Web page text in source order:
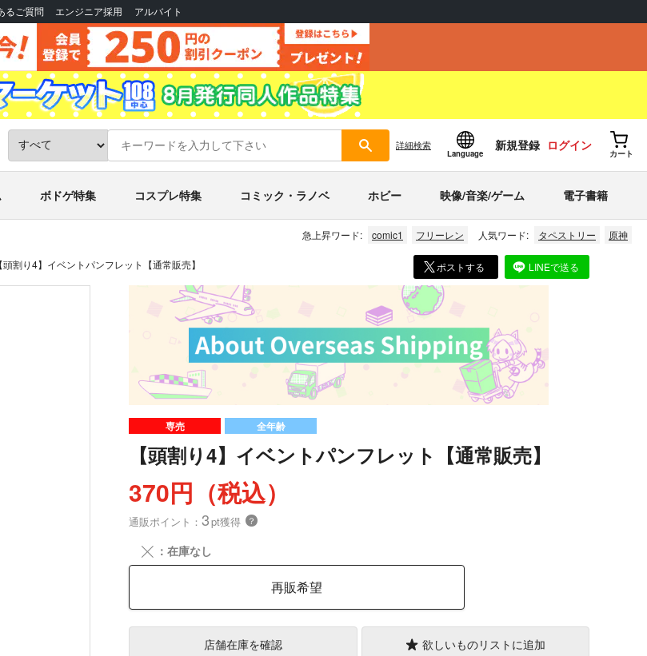
るご質問 エンジニア採用 アルバイト
詳細検索
Language
新規登録 ログイン
カート
ボドゲ特集 コスプレ特集 コミック・ラノベ ホビー 映像/音楽/ゲーム 電子書籍
急上昇ワード: comic1 フリーレン 人気ワード: タペストリー 原神
【頭割り4】イベントパンフレット【通常販売】 ポストする LINEで送る
専売 全年齢
【頭割り4】イベントパンフレット【通常販売】
370円（税込）
通販ポイント： 3pt獲得 ？
╳ ：在庫なし
再販希望
店舗在庫を確認 欲しいものリストに追加